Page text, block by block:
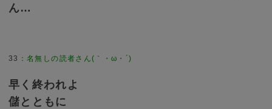
ん…
33 ：名無しの読者さん(｀・ω・´)
早く終われよ
儲とともに